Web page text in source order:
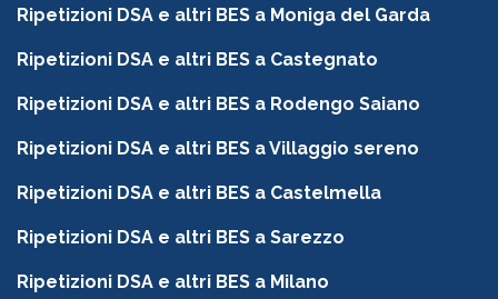
Ripetizioni DSA e altri BES a Moniga del Garda
Ripetizioni DSA e altri BES a Castegnato
Ripetizioni DSA e altri BES a Rodengo Saiano
Ripetizioni DSA e altri BES a Villaggio sereno
Ripetizioni DSA e altri BES a Castelmella
Ripetizioni DSA e altri BES a Sarezzo
Ripetizioni DSA e altri BES a Milano